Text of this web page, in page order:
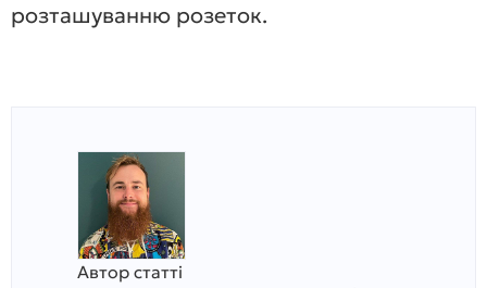
розташуванню розеток.
Автор статті